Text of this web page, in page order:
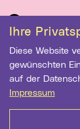
Ihre
Diese Website verwendet Cookies. Bitte wählen Sie Ihre
gewünschten
auf der
Impressum
Schau
Newsletter-
E-Mail-Adresse